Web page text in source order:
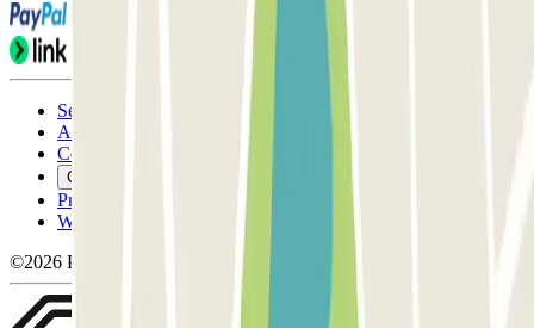
Servicevoorwaarden
Annuleringsvoorwaarden
Cookiebeleid
Cookies beheren
Privacybeleid
Whistleblowing
©2026 Parclick. All rights reserved